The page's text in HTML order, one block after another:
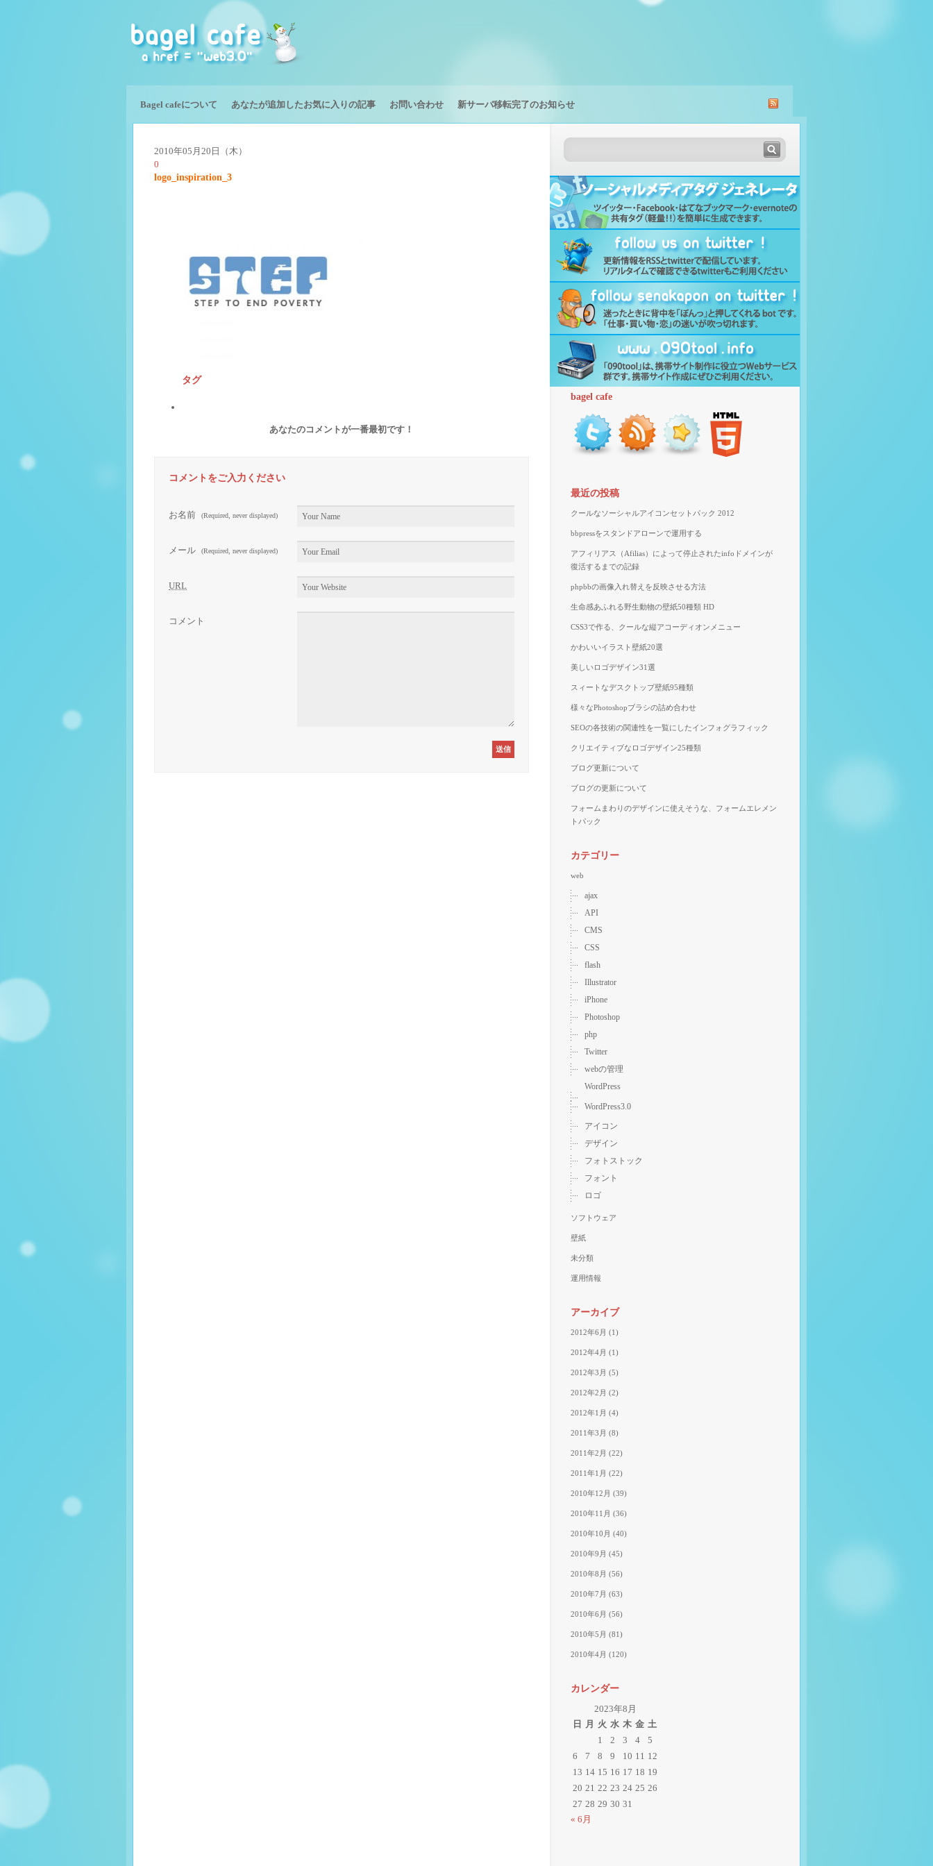
Bagel cafeについて あなたが追加したお気に入りの記事 お問い合わせ 新サーバ移転完了のお知らせ
2010年05月20日（木）
0
logo_inspiration_3
タグ
あなたのコメントが一番最初です！
コメントをご入力ください
お名前 (Required, never displayed)
メール (Required, never displayed)
URL
コメント
bagel cafe
最近の投稿
クールなソーシャルアイコンセットパック 2012
bbpressをスタンドアローンで運用する
アフィリアス（Afilias）によって停止されたinfoドメインが
復活するまでの記録
phpbbの画像入れ替えを反映させる方法
生命感あふれる野生動物の壁紙50種類 HD
CSS3で作る、クールな縦アコーディオンメニュー
かわいいイラスト壁紙20選
美しいロゴデザイン31選
スィートなデスクトップ壁紙95種類
様々なPhotoshopブラシの詰め合わせ
SEOの各技術の関連性を一覧にしたインフォグラフィック
クリエイティブなロゴデザイン25種類
ブログ更新について
ブログの更新について
フォームまわりのデザインに使えそうな、フォームエレメン
トパック
カテゴリー
web
ajax
API
CMS
CSS
flash
Illustrator
iPhone
Photoshop
php
Twitter
webの管理
WordPress
WordPress3.0
アイコン
デザイン
フォトストック
フォント
ロゴ
ソフトウェア
壁紙
未分類
運用情報
アーカイブ
2012年6月 (1)
2012年4月 (1)
2012年3月 (5)
2012年2月 (2)
2012年1月 (4)
2011年3月 (8)
2011年2月 (22)
2011年1月 (22)
2010年12月 (39)
2010年11月 (36)
2010年10月 (40)
2010年9月 (45)
2010年8月 (56)
2010年7月 (63)
2010年6月 (56)
2010年5月 (81)
2010年4月 (120)
カレンダー
2023年8月
日
月 火 水 木 金 土
1
2 3 4
5
6
7 8 9 10 11 12
13 14 15 16 17 18 19
20 21 22 23 24 25 26
27 28 29 30 31
« 6月